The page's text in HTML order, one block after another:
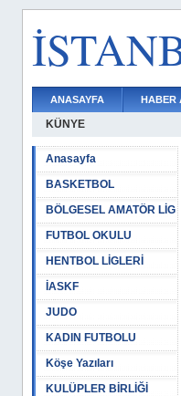
ANASAYFA HABER
KÜNYE
Anasayfa
BASKETBOL
BÖLGESEL AMATÖR LİG
FUTBOL OKULU
HENTBOL LİGLERİ
İASKF
JUDO
KADIN FUTBOLU
Köşe Yazıları
KULÜPLER BİRLİĞİ